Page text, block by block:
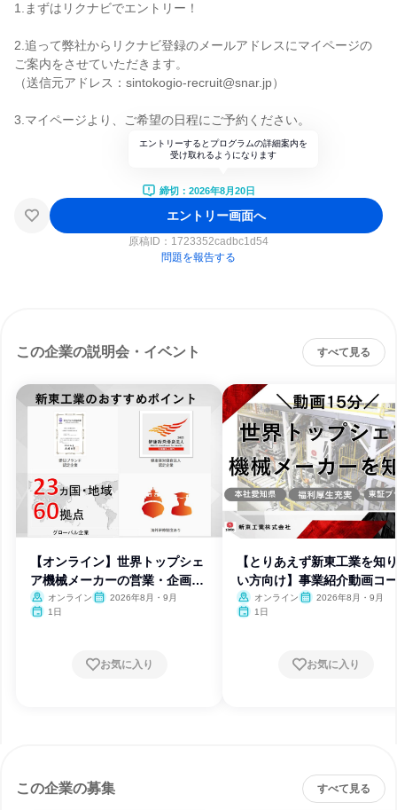
1.まずはリクナビでエントリー！
2.追って弊社からリクナビ登録のメールアドレスにマイページの
ご案内をさせていただきます。
（送信元アドレス：sintokogio-recruit@snar.jp）
3.マイページより、ご希望の日程にご予約ください。
エントリーするとプログラムの詳細案内を
受け取れるようになります
締切：2026年8月20日
エントリー画面へ
原稿ID： 1723352cadbc1d54
問題を報告する
この企業の説明会・イベント すべて見る
【オンライン】世界トップシェ
ア機械メーカーの営業・企画・
事務オンライン
2026年8月・9月
1日
お気に入り
【とりあえず新東工業を知
い方向け】事業紹介動画コ
オンライン
2026年8月・9月
1日
お気に入り
この企業の募集 すべて見る